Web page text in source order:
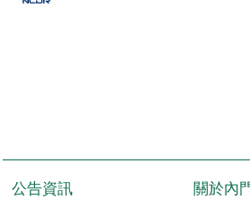
公告資訊 關於內